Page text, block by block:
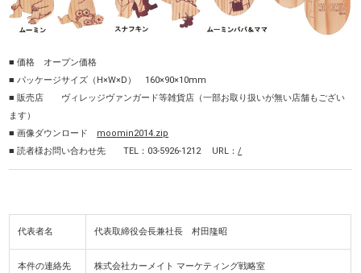
■ 価格 オープン価格
■ パッケージサイズ（H×W×D） 160×90×10mm
■ 販売店 ヴィレッジヴァンガード等雑貨店（一部お取り扱いが無い店舗もござい
ます）
■ 画像ダウンロード moomin2014.zip
■ 読者様お問い合わせ先 TEL：03-5926-1212 URL：/
代表者名 代表取締役会長兼社長 村田隆昭
本件の連絡先 株式会社カーメイト マーケティング戦略室